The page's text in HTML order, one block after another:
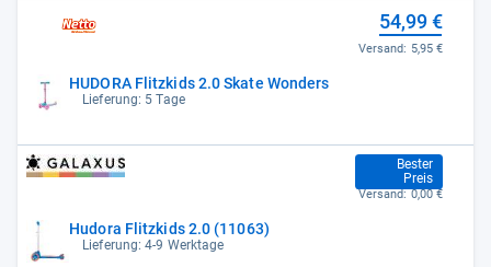
HUDORA Flitzkids 2.0 Skate Wonders
Lieferung: 5 Tage
54,99 €
Versand: 5,95 €
Hudora Flitzkids 2.0 (11063)
Lieferung: 4-9 Werktage
Bester
Preis
54,99 €
Versand: 0,00 €